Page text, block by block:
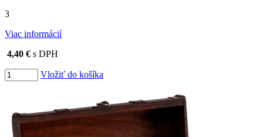
3
Viac informácií
4,40 € s DPH
Vložiť do košíka